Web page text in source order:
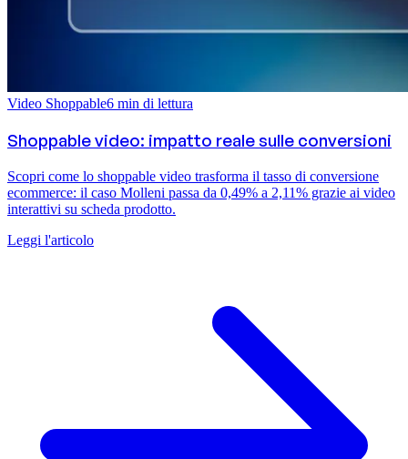
Video Shoppable6 min di lettura
Shoppable video: impatto reale sulle conversioni
Scopri come lo shoppable video trasforma il tasso di conversione
ecommerce: il caso Molleni passa da 0,49% a 2,11% grazie ai video
interattivi su scheda prodotto.
Leggi l'articolo